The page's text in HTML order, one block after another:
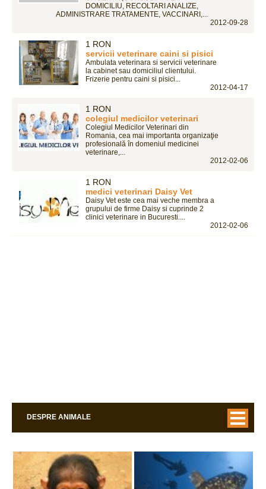
DOMICILIU, RECOLTARI ANALIZE,
ADMINISTRARE TRATAMENTE, VACCINARI,...
2012-09-28
1 RON
servicii veterinare caini si pisici
Ambulata veterinara si servicii veterinare
la cabinet sau domiciliul clientului.
Frizerie pentru caini si pisici...
2012-04-17
1 RON
colegiul medicilor veterinari
Colegiul Medicilor Veterinari din
Romania, cea mai importanta organizaţie
profesională în domeniul medicinei
veterinare,...
2012-02-06
1 RON
medici veterinari Daisy Vet
Daisy Vet este cea mai veche membra a
grupului de firme Daisy si cuprinde 2
clinici veterinare in Bucuresti....
2012-02-06
DESPRE ANIMALE